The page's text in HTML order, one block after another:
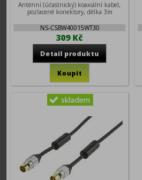
Anténní (účastnický) koaxiální kabel,
pozlacené konektory, délka 3m
NS-CSBW40015WT30
309 Kč